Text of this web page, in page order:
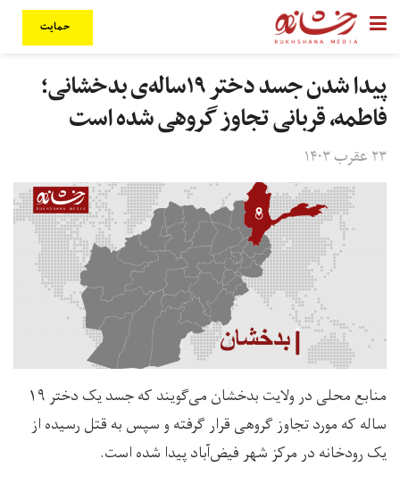
حمایت
پیدا شدن جسد دختر ۱۹ساله‌ی بدخشانی؛
فاطمه، قربانی تجاوز گروهی شده است
۲۳ عقرب ۱۴۰۳
منابع محلی در ولایت بدخشان می‌گویند که جسد یک دختر ۱۹
ساله که مورد تجاوز گروهی قرار گرفته و سپس به قتل رسیده از
یک رودخانه در مرکز شهر فیض‌آباد پیدا شده است.